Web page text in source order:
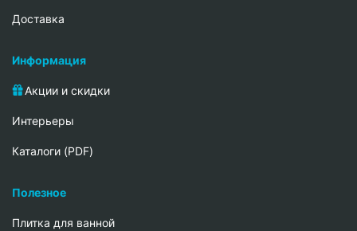
Доставка
Информация
Акции и скидки
Интерьеры
Каталоги (PDF)
Полезное
Плитка для ванной